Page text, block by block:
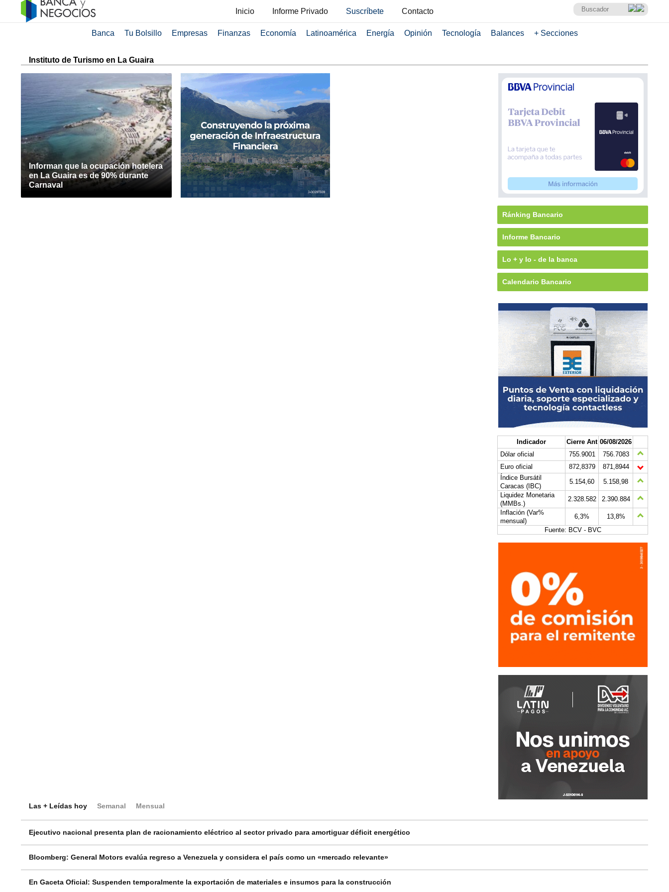
Inicio Informe Privado Suscríbete Contacto
Banca Tu Bolsillo Empresas Finanzas Economía Latinoamérica Energía Opinión Tecnología Balances + Secciones
Instituto de Turismo en La Guaira
Informan que la ocupación hotelera
en La Guaira es de 90% durante
Carnaval
Ránking Bancario
Informe Bancario
Lo + y lo - de la banca
Calendario Bancario
Indicador Cierre Ant 06/08/2026
Dólar oficial
755.9001
756.7083
Euro oficial
872,8379
871,8944
Índice Bursátil
Caracas (IBC)
5.154,60
5.158,98
Liquidez Monetaria
(MMBs.)
2.328.582
2.390.884
Inflación (Var%
mensual)
6,3%
13,8%
Fuente: BCV - BVC
Las + Leídas hoy Semanal Mensual
Ejecutivo nacional presenta plan de racionamiento eléctrico al sector privado para amortiguar déficit energético
Bloomberg: General Motors evalúa regreso a Venezuela y considera el país como un «mercado relevante»
En Gaceta Oficial: Suspenden temporalmente la exportación de materiales e insumos para la construcción